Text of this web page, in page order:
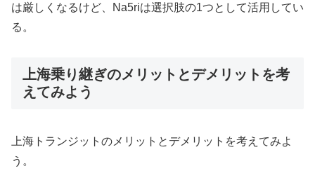
は厳しくなるけど、Na5riは選択肢の1つとして活用してい
る。
上海乗り継ぎのメリットとデメリットを考
えてみよう
上海トランジットのメリットとデメリットを考えてみよ
う。